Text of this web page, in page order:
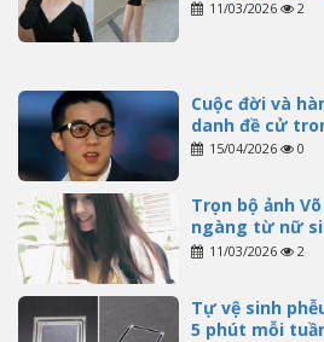
11/03/2026 2
Cuộc đời và
danh đề cử
15/04/2026 0
Trọn bộ ảnh
ngàng từ nữ
11/03/2026 2
Tự vệ sinh
5 phút mỗi